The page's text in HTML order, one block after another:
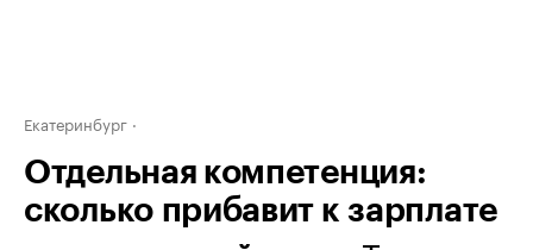
Екатеринбург
Отдельная компетенция:
сколько прибавит к зарплате